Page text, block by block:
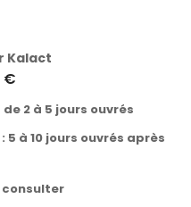
Kalact
€
2 à 5 jours ouvrés
à 10 jours ouvrés après
consulter